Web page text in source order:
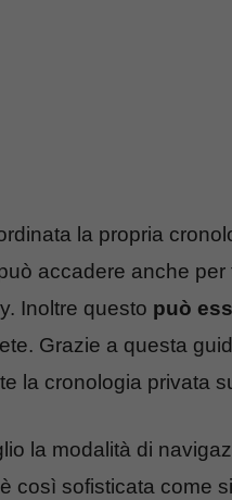
la propria
accadere anche
Inoltre questo può
Grazie a questa
la cronologia privata
la modalità di
così sofisticata come